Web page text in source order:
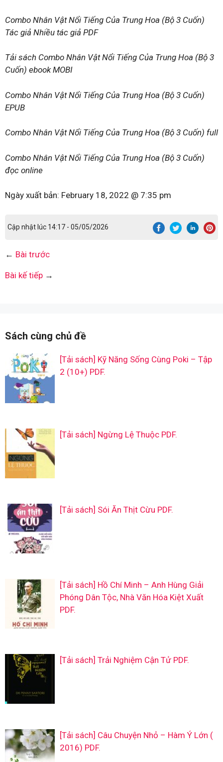
Combo Nhân Vật Nổi Tiếng Của Trung Hoa (Bộ 3 Cuốn)
Tác giả Nhiều tác giả PDF
Tải sách Combo Nhân Vật Nổi Tiếng Của Trung Hoa (Bộ 3
Cuốn) ebook MOBI
Combo Nhân Vật Nổi Tiếng Của Trung Hoa (Bộ 3 Cuốn)
EPUB
Combo Nhân Vật Nổi Tiếng Của Trung Hoa (Bộ 3 Cuốn) full
Combo Nhân Vật Nổi Tiếng Của Trung Hoa (Bộ 3 Cuốn)
đọc online
Ngày xuất bản: February 18, 2022 @ 7:35 pm
Cập nhật lúc 14:17 - 05/05/2026
← Bài trước
Bài kế tiếp →
Sách cùng chủ đề
[Tải sách] Kỹ Năng Sống Cùng Poki – Tập
2 (10+) PDF.
[Tải sách] Ngừng Lệ Thuộc PDF.
[Tải sách] Sói Ăn Thịt Cừu PDF.
[Tải sách] Hồ Chí Minh – Anh Hùng Giải
Phóng Dân Tộc, Nhà Văn Hóa Kiệt Xuất
PDF.
[Tải sách] Trải Nghiệm Cận Tử PDF.
[Tải sách] Câu Chuyện Nhỏ – Hàm Ý Lớn (
2016) PDF.